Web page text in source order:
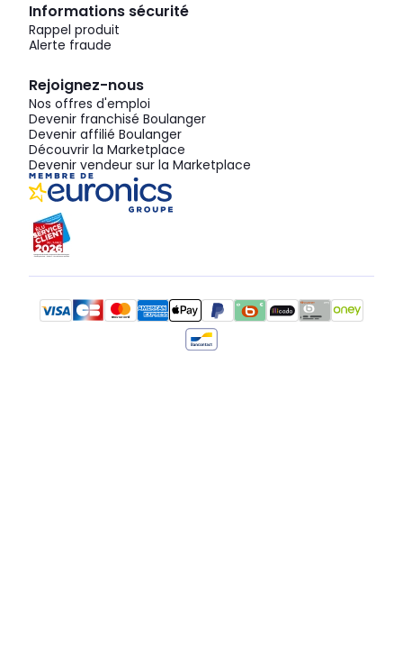
Informations sécurité
Rappel produit
Alerte fraude
Rejoignez-nous
Nos offres d'emploi
Devenir franchisé Boulanger
Devenir affilié Boulanger
Découvrir la Marketplace
Devenir vendeur sur la Marketplace